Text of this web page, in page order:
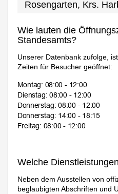
Rosengarten, Krs.
Wie lauten die
Standesamts?
Unserer Datenbank zufolge,
Zeiten für Besucher geöffnet:
Welche
Neben dem Ausstellen von
beglaubigten Abschriften und